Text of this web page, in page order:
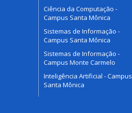
Ciência da Computação -
Campus Santa Mônica
Sistemas de Informação -
Campus Santa Mônica
Sistemas de Informação -
Campus Monte Carmelo
Inteligência Artificial - Campus
Santa Mônica